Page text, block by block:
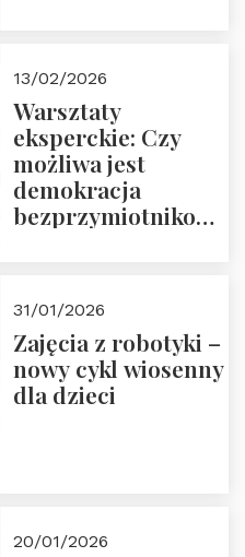
13/02/2026
Warsztaty
eksperckie: Czy
możliwa jest
demokracja
bezprzymiotnikowa?
31/01/2026
Zajęcia z robotyki –
nowy cykl wiosenny
dla dzieci
20/01/2026